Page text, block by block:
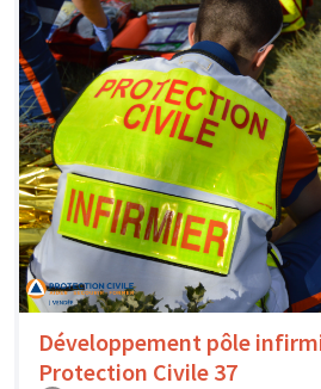
Développement pôle
Protection Civile 37